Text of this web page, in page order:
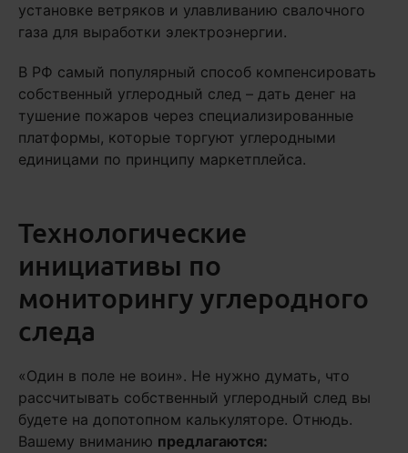
установке ветряков и улавливанию свалочного
газа для выработки электроэнергии.
В РФ самый популярный способ компенсировать
собственный углеродный след – дать денег на
тушение пожаров через специализированные
платформы, которые торгуют углеродными
единицами по принципу маркетплейса.
Технологические
инициативы по
мониторингу углеродного
следа
«Один в поле не воин». Не нужно думать, что
рассчитывать собственный углеродный след вы
будете на допотопном калькуляторе. Отнюдь.
Вашему вниманию предлагаются: